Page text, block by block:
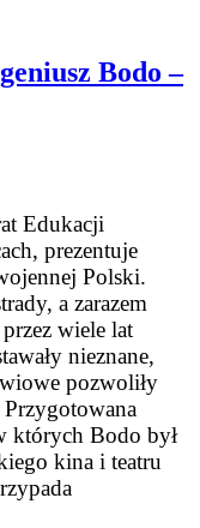
Bodo –
Edukacji
prezentuje
Polski.
a zarazem
wiele lat
nieznane,
pozwoliły
których Bodo był
kina i teatru